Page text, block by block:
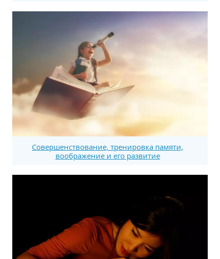
Совершенствование, тренировка памяти,
воображение и его развитие